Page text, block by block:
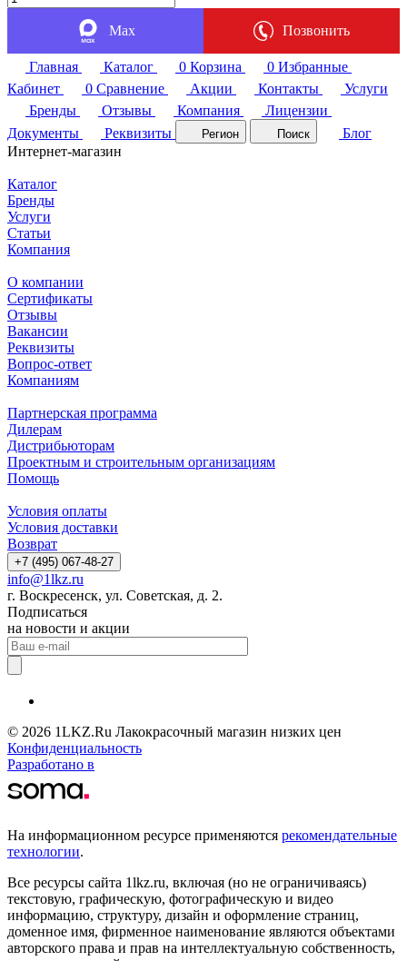
Max Позвонить
Главная Каталог 0 Корзина 0 Избранные
Кабинет
0 Сравнение Акции Контакты
Услуги
Бренды
Отзывы Компания
Лицензии
Документы
Реквизиты Регион Поиск
Блог
Интернет-магазин
Каталог
Бренды
Услуги
Статьи
Компания
О компании
Сертификаты
Отзывы
Вакансии
Реквизиты
Вопрос-ответ
Компаниям
Партнерская программа
Дилерам
Дистрибьюторам
Проектным и строительным организациям
Помощь
Условия оплаты
Условия доставки
Возврат
+7 (495) 067-48-27
info@1lkz.ru
г. Воскресенск, ул. Советская, д. 2.
Подписаться
на новости и акции
© 2026 1LKZ.Ru Лакокрасочный магазин низких цен
Конфиденциальность
Разработано в
На информационном ресурсе применяются рекомендательные
технологии.
Все ресурсы сайта 1lkz.ru, включая (но не ограничиваясь)
текстовую, графическую, фотографическую и видео
информацию, структуру, дизайн и оформление страниц,
доменное имя, фирменное наименование являются объектами
авторского права и прав на интеллектуальную собственность,